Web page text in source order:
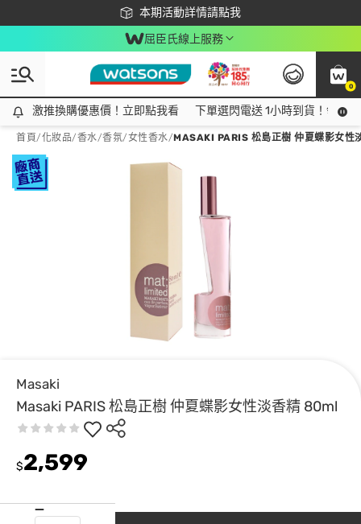
本期活動詳情請點我
下載app最高回饋$350
屈臣氏線上服務
0
激推換購優惠價！立即點我看
激推換購優惠價！立即點我看 下單選閃電送 1小時到貨！領神
首頁/化妝品/香水/香氛/女性香水/MASAKI PARIS 松島正樹 仲夏蝶影女性
Masaki
Masaki PARIS 松島正樹 仲夏蝶影女性淡香精 80ml
$2,599